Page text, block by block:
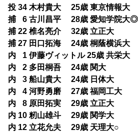
投 34 木村貴大 25歳 東京情報大
捕
06 古川昌平 28歳 愛知学院大◎
捕 22 椎名亮介 32歳 立正大
捕 27 田口拓海 24歳 桐蔭横浜大
内
1 伊藤ヴィットル 25歳 共栄大
内
02 多田桐吾 24歳 関大
内
03 船山貴大 24歳 日体大
内
04 河野勇磨 27歳 福岡工大
内
08 原田拓実 29歳 立正大
内 10 籾山雄斗 29歳 関学大
内 12 立花允夫 29歳 天理大○